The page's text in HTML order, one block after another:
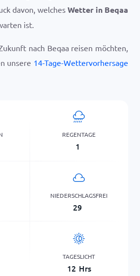
davon, welches Wetter in Beqaa
ist.
nach Beqaa reisen möchten,
unsere 14-Tage-Wettervorhersage
REGENTAGE
1
NIEDERSCHLAGSFREI
29
TAGESLICHT
12 Hrs